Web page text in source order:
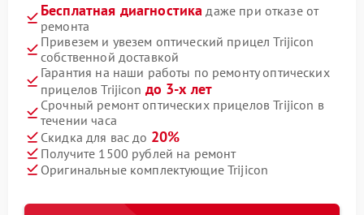
Бесплатная диагностика даже при отказе от
ремонта
Привезем и увезем оптический прицел Trijicon
собственной доставкой
Гарантия на наши работы по ремонту оптических
прицелов Trijicon до 3-х лет
Срочный ремонт оптических прицелов Trijicon в
течении часа
Скидка для вас до 20%
Получите 1500 рублей на ремонт
Оригинальные комплектующие Trijicon